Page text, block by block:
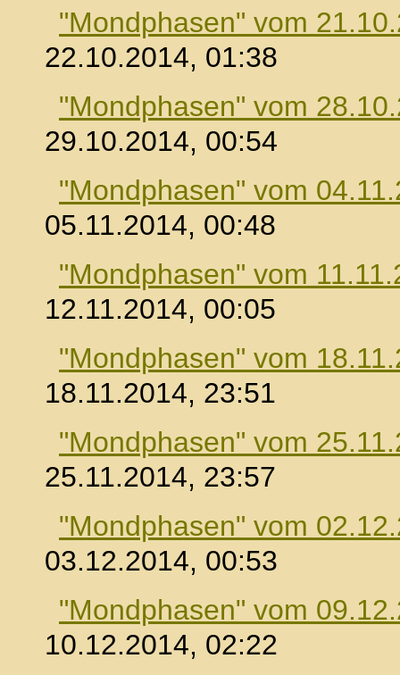
"Mondphasen" vom
22.10.2014, 01:38
"Mondphasen" vom
29.10.2014, 00:54
"Mondphasen" vom
05.11.2014, 00:48
"Mondphasen" vom
12.11.2014, 00:05
"Mondphasen" vom
18.11.2014, 23:51
"Mondphasen" vom
25.11.2014, 23:57
"Mondphasen" vom
03.12.2014, 00:53
"Mondphasen" vom
10.12.2014, 02:22